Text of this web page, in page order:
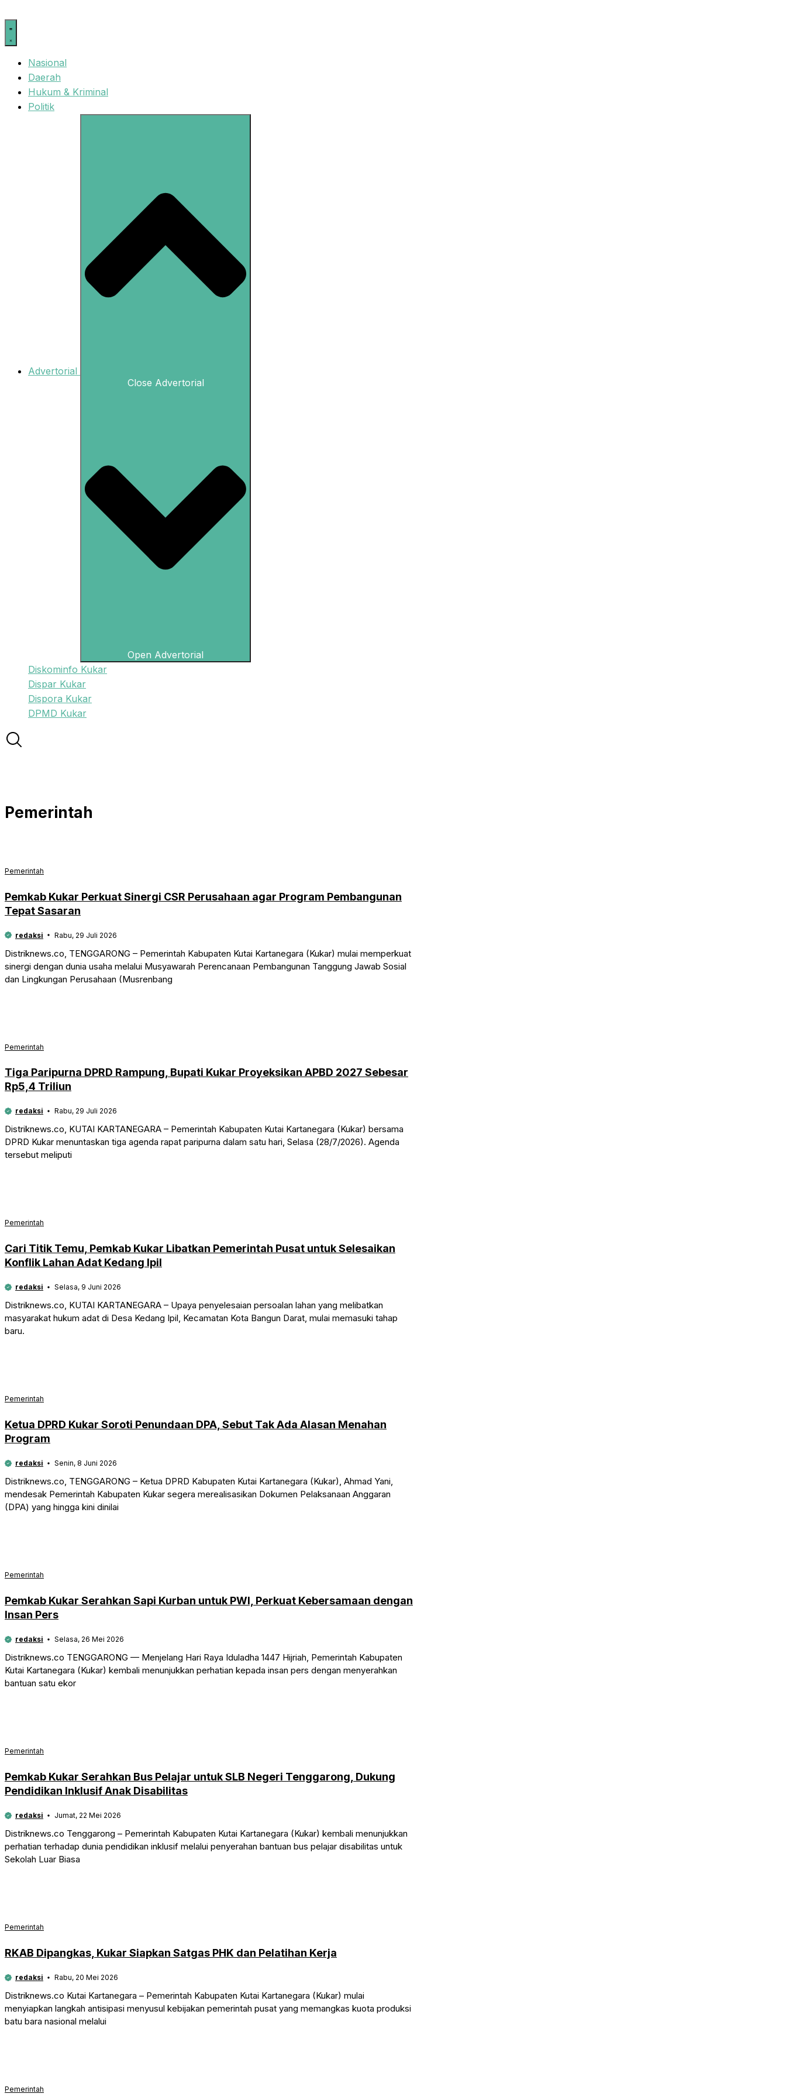
ke
isi
Nasional
Daerah
Hukum & Kriminal
Politik
Advertorial
Close Advertorial
Open Advertorial
Diskominfo Kukar
Dispar Kukar
Dispora Kukar
DPMD Kukar
Pemerintah
Pemerintah
Pemkab Kukar Perkuat Sinergi CSR Perusahaan agar Program Pembangunan
Tepat Sasaran
redaksi Rabu, 29 Juli 2026
Distriknews.co, TENGGARONG – Pemerintah Kabupaten Kutai Kartanegara (Kukar) mulai memperkuat
sinergi dengan dunia usaha melalui Musyawarah Perencanaan Pembangunan Tanggung Jawab Sosial
dan Lingkungan Perusahaan (Musrenbang
Pemerintah
Tiga Paripurna DPRD Rampung, Bupati Kukar Proyeksikan APBD 2027 Sebesar
Rp5,4 Triliun
redaksi Rabu, 29 Juli 2026
Distriknews.co, KUTAI KARTANEGARA – Pemerintah Kabupaten Kutai Kartanegara (Kukar) bersama
DPRD Kukar menuntaskan tiga agenda rapat paripurna dalam satu hari, Selasa (28/7/2026). Agenda
tersebut meliputi
Pemerintah
Cari Titik Temu, Pemkab Kukar Libatkan Pemerintah Pusat untuk Selesaikan
Konflik Lahan Adat Kedang Ipil
redaksi Selasa, 9 Juni 2026
Distriknews.co, KUTAI KARTANEGARA – Upaya penyelesaian persoalan lahan yang melibatkan
masyarakat hukum adat di Desa Kedang Ipil, Kecamatan Kota Bangun Darat, mulai memasuki tahap
baru.
Pemerintah
Ketua DPRD Kukar Soroti Penundaan DPA, Sebut Tak Ada Alasan Menahan
Program
redaksi Senin, 8 Juni 2026
Distriknews.co, TENGGARONG – Ketua DPRD Kabupaten Kutai Kartanegara (Kukar), Ahmad Yani,
mendesak Pemerintah Kabupaten Kukar segera merealisasikan Dokumen Pelaksanaan Anggaran
(DPA) yang hingga kini dinilai
Pemerintah
Pemkab Kukar Serahkan Sapi Kurban untuk PWI, Perkuat Kebersamaan dengan
Insan Pers
redaksi Selasa, 26 Mei 2026
Distriknews.co TENGGARONG — Menjelang Hari Raya Iduladha 1447 Hijriah, Pemerintah Kabupaten
Kutai Kartanegara (Kukar) kembali menunjukkan perhatian kepada insan pers dengan menyerahkan
bantuan satu ekor
Pemerintah
Pemkab Kukar Serahkan Bus Pelajar untuk SLB Negeri Tenggarong, Dukung
Pendidikan Inklusif Anak Disabilitas
redaksi Jumat, 22 Mei 2026
Distriknews.co Tenggarong – Pemerintah Kabupaten Kutai Kartanegara (Kukar) kembali menunjukkan
perhatian terhadap dunia pendidikan inklusif melalui penyerahan bantuan bus pelajar disabilitas untuk
Sekolah Luar Biasa
Pemerintah
RKAB Dipangkas, Kukar Siapkan Satgas PHK dan Pelatihan Kerja
redaksi Rabu, 20 Mei 2026
Distriknews.co Kutai Kartanegara – Pemerintah Kabupaten Kutai Kartanegara (Kukar) mulai
menyiapkan langkah antisipasi menyusul kebijakan pemerintah pusat yang memangkas kuota produksi
batu bara nasional melalui
Pemerintah